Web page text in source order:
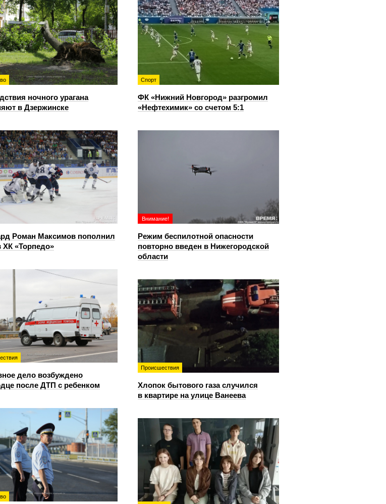
ночного урагана
в Дзержинске
Спорт
ФК «Нижний Новгород» разгромил
«Нефтехимик» со счетом 5:1
Роман Максимов пополнил
ХК «Торпедо»
Внимание!
Режим беспилотной опасности
повторно введен в Нижегородской
области
дело возбуждено
после ДТП с ребенком
Происшествия
Хлопок бытового газа случился
в квартире на улице Ванеева